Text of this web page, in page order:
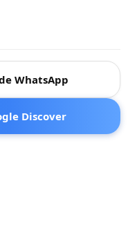
WhatsApp
Discover